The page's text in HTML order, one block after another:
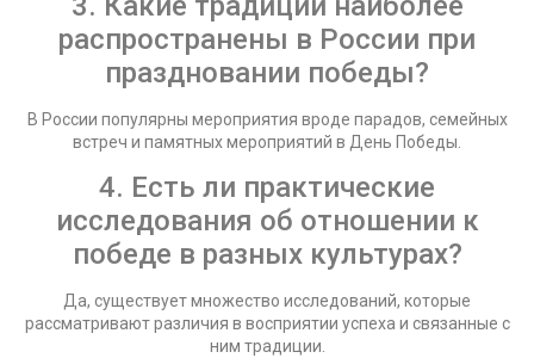
распространены в России при
праздновании победы?
В России популярны мероприятия вроде парадов, семейных
встреч и памятных мероприятий в День Победы.
4. Есть ли практические
исследования об отношении к
победе в разных культурах?
Да, существует множество исследований, которые
рассматривают различия в восприятии успеха и связанные с
ним традиции.